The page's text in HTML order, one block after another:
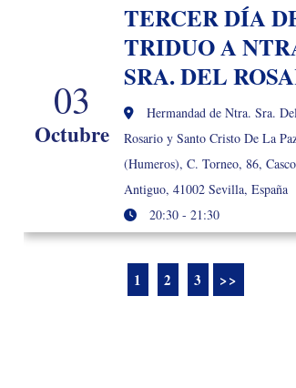
03
Octubre
TERCER DÍA
TRIDUO A
SRA. DEL
Hermandad de Ntra. Sra. Del
Rosario y Santo Cristo De La
(Humeros), C. Torneo, 86, Casco
Antiguo, 41002 Sevilla, España
20:30 - 21:30
1 2 3 >>